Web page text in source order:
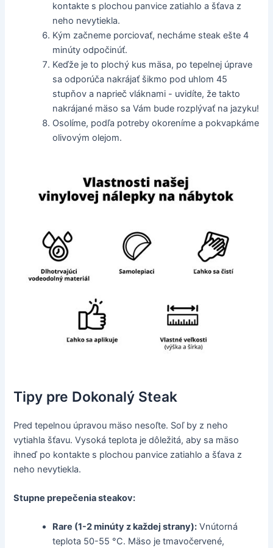
kontakte s plochou panvice zatiahlo a šťava z
neho nevytiekla.
Kým začneme porciovať, necháme steak ešte 4
minúty odpočinúť.
Keďže je to plochý kus mäsa, po tepelnej úprave
sa odporúča nakrájať šikmo pod uhlom 45
stupňov a naprieč vláknami - uvidíte, že takto
nakrájané mäso sa Vám bude rozplývať na jazyku!
Osolíme, podľa potreby okoreníme a pokvapkáme
olivovým olejom.
Tipy pre Dokonalý Steak
Pred tepelnou úpravou mäso nesoľte. Soľ by z neho
vytiahla šťavu. Vysoká teplota je dôležitá, aby sa mäso
ihneď po kontakte s plochou panvice zatiahlo a šťava z
neho nevytiekla.
Stupne prepečenia steakov:
Rare (1-2 minúty z každej strany): Vnútorná
teplota 50-55 °C. Mäso je tmavočervené,